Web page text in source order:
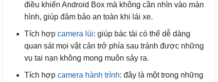
điều khiển Android Box mà không cần nhìn vào màn
hình, giúp đảm bảo an toàn khi lái xe.
Tích hợp camera lùi: giúp bác tài có thể dễ dàng
quan sát mọi vật cản trở phía sau tránh được những
vụ tai nạn không mong muôn sảy ra.
Tích hợp camera hành trình: đây là một trong những